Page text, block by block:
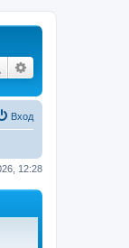
Поиск
Вход
12:28